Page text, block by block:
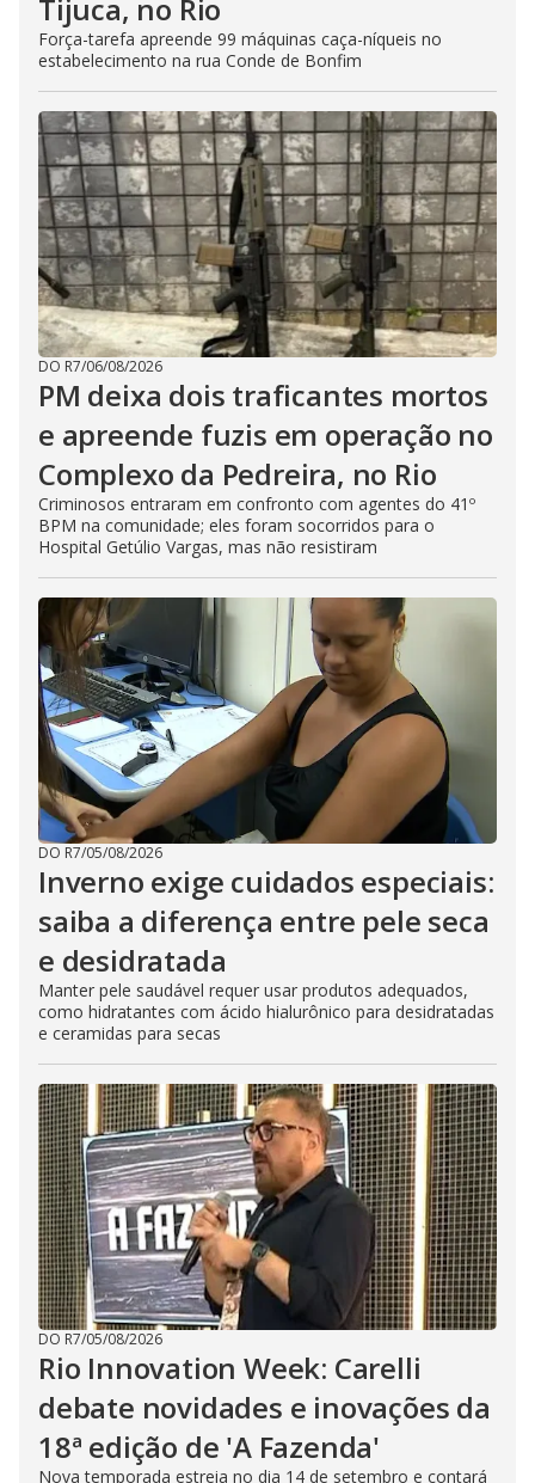
Tijuca, no Rio
Força-tarefa apreende 99 máquinas caça-níqueis no
estabelecimento na rua Conde de Bonfim
DO R7/06/08/2026
PM deixa dois traficantes mortos
e apreende fuzis em operação no
Complexo da Pedreira, no Rio
Criminosos entraram em confronto com agentes do 41º
BPM na comunidade; eles foram socorridos para o
Hospital Getúlio Vargas, mas não resistiram
DO R7/05/08/2026
Inverno exige cuidados especiais:
saiba a diferença entre pele seca
e desidratada
Manter pele saudável requer usar produtos adequados,
como hidratantes com ácido hialurônico para desidratadas
e ceramidas para secas
DO R7/05/08/2026
Rio Innovation Week: Carelli
debate novidades e inovações da
18ª edição de 'A Fazenda'
Nova temporada estreia no dia 14 de setembro e contará